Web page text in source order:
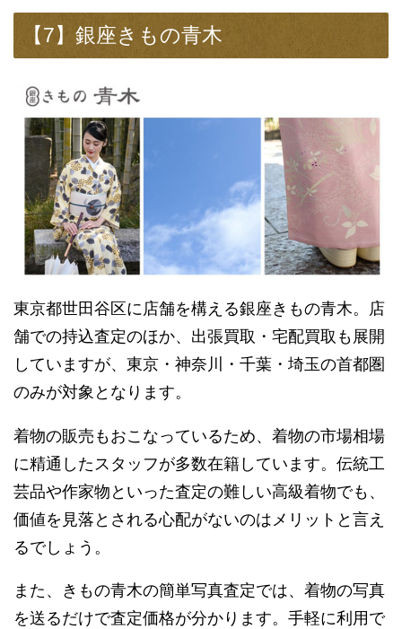
【7】銀座きもの青木
東京都世田谷区に店舗を構える銀座きもの青木。店
舗での持込査定のほか、出張買取・宅配買取も展開
していますが、東京・神奈川・千葉・埼玉の首都圏
のみが対象となります。
着物の販売もおこなっているため、着物の市場相場
に精通したスタッフが多数在籍しています。伝統工
芸品や作家物といった査定の難しい高級着物でも、
価値を見落とされる心配がないのはメリットと言え
るでしょう。
また、きもの青木の簡単写真査定では、着物の写真
を送るだけで査定価格が分かります。手軽に利用で